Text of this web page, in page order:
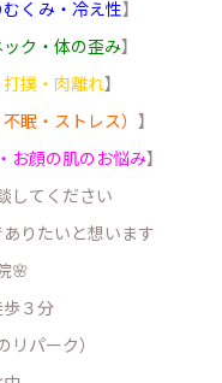
くみ・冷え性】
ク・体の歪み】
撲・肉離れ】
眠・ストレス） 】
お顔の肌のお悩み】
してください
りたいと想います
🌸
３分
パーク）